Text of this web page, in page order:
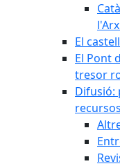
El castell
El Pont
tresor
Difusió: